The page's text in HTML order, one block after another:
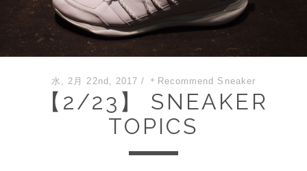
水, 2月 22nd, 2017 / ＊Recommend Sneaker
【2/23】 SNEAKER
TOPICS